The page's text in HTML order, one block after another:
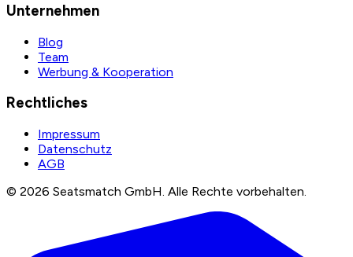
Unternehmen
Blog
Team
Werbung & Kooperation
Rechtliches
Impressum
Datenschutz
AGB
© 2026 Seatsmatch GmbH. Alle Rechte vorbehalten.